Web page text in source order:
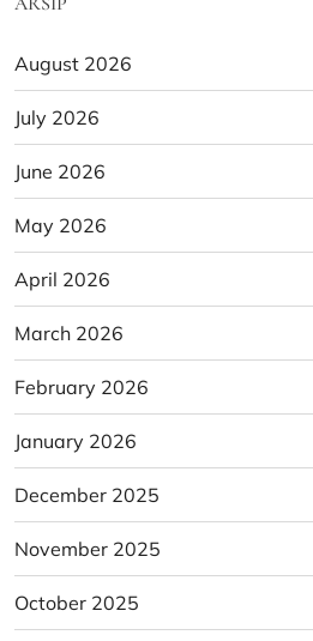
August 2026
July 2026
June 2026
May 2026
April 2026
March 2026
February 2026
January 2026
December 2025
November 2025
October 2025